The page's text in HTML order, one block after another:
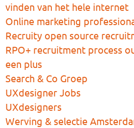
vinden van het hele internet
Online marketing
Recruity open source
RPO+ recruitment process
een plus
Search & Co Groep
UXdesigner Jobs
UXdesigners
Werving & selectie